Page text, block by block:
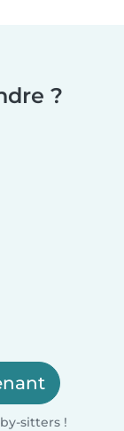
?
sitters !